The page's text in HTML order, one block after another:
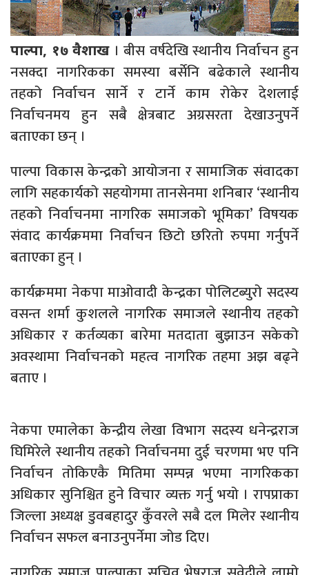
पाल्पा, १७ वैशाख। बीस वर्षदेखि स्थानीय निर्वाचन हुन
नसक्दा नागरिकका समस्या बर्सेनि बढेकाले स्थानीय
तहको निर्वाचन सार्ने र टार्ने काम रोकेर देशलाई
निर्वाचनमय हुन सबै क्षेत्रबाट अग्रसरता देखाउनुपर्ने
बताएका छन् ।
पाल्पा विकास केन्द्रको आयोजना र सामाजिक संवादका
लागि सहकार्यको सहयोगमा तानसेनमा शनिबार ‘स्थानीय
तहको निर्वाचनमा नागरिक समाजको भूमिका’ विषयक
संवाद कार्यक्रममा निर्वाचन छिटो छरितो रुपमा गर्नुपर्ने
बताएका हुन् ।
कार्यक्रममा नेकपा माओवादी केन्द्रका पोलिटब्युरो सदस्य
वसन्त शर्मा कुशलले नागरिक समाजले स्थानीय तहको
अधिकार र कर्तव्यका बारेमा मतदाता बुझाउन सकेको
अवस्थामा निर्वाचनको महत्व नागरिक तहमा अझ बढ्ने
बताए ।
नेकपा एमालेका केन्द्रीय लेखा विभाग सदस्य धनेन्द्रराज
घिमिरेले स्थानीय तहको निर्वाचनमा दुई चरणमा भए पनि
निर्वाचन तोकिएकै मितिमा सम्पन्न भएमा नागरिकका
अधिकार सुनिश्चित हुने विचार व्यक्त गर्नु भयो । रापप्राका
जिल्ला अध्यक्ष डुवबहादुर कुँवरले सबै दल मिलेर स्थानीय
निर्वाचन सफल बनाउनुपर्नेमा जोड दिए।